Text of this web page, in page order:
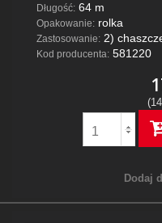
Długość: 64 m
Opakowanie: rolka
Zastosowanie: 2)
Kod producenta: 581220
Dodaj